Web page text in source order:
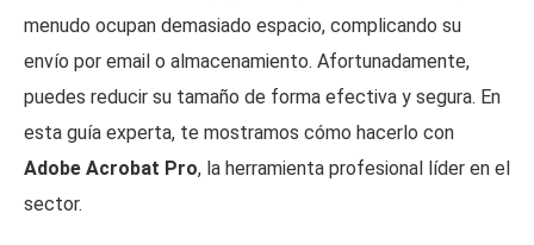
menudo ocupan demasiado espacio, complicando su
envío por email o almacenamiento. Afortunadamente,
puedes reducir su tamaño de forma efectiva y segura. En
esta guía experta, te mostramos cómo hacerlo con
Adobe Acrobat Pro, la herramienta profesional líder en el
sector.